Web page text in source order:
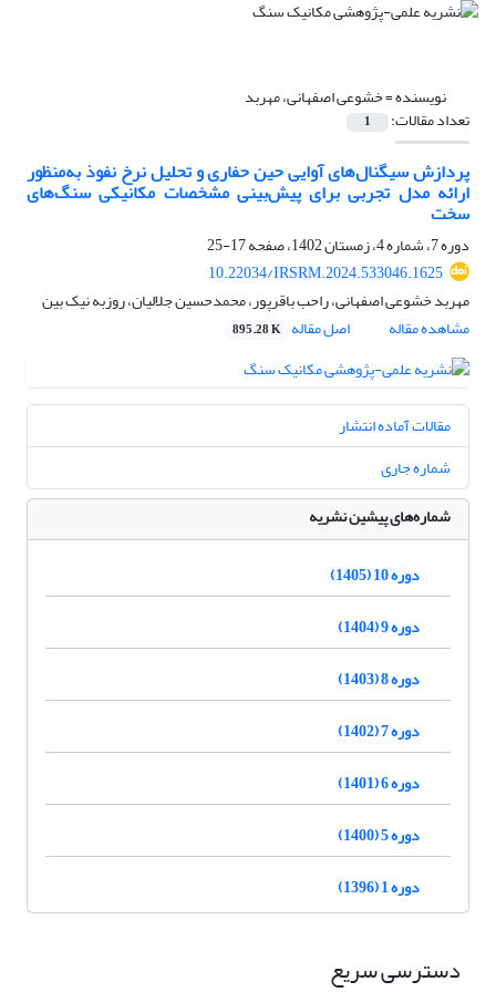
نویسنده =خشوعی اصفهانی، مهربد
تعداد مقالات: 1
پردازش سیگنال‌های آوایی حین حفاری و تحلیل نرخ نفوذ به‌منظور
ارائه مدل تجربی برای پیش‌بینی مشخصات مکانیکی سنگ‌های
سخت
دوره 7، شماره 4، زمستان 1402، صفحه
17-25
10.22034/IRSRM.2024.533046.1625
مهربد خشوعی اصفهانی، راحب باقرپور، محمدحسین جلالیان، روزبه نیک بین
مشاهده مقاله
اصل مقاله 895.28 K
مقالات آماده انتشار
شماره جاری
شماره‌های پیشین نشریه
دوره 10 (1405)
دوره 9 (1404)
دوره 8 (1403)
دوره 7 (1402)
دوره 6 (1401)
دوره 5 (1400)
دوره 1 (1396)
دسترسی سریع